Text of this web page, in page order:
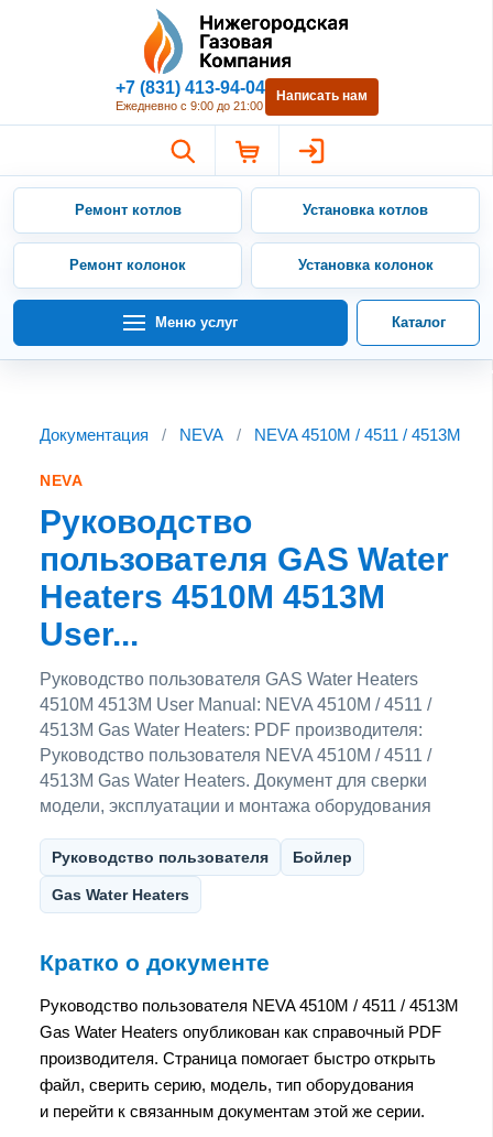
Нижегородская Газовая
+7 (831) 413-94-04
Ежедневно с 9:00 до 21:00
Написать нам
Ремонт котлов Установка котлов
Ремонт колонок Установка колонок
Меню услуг Каталог
Документация / NEVA / NEVA 4510M / 4511 / 4513M
NEVA
Руководство
пользователя GAS Water
Heaters 4510M 4513M
User...
Руководство пользователя GAS Water Heaters
4510M 4513M User Manual: NEVA 4510M / 4511 /
4513M Gas Water Heaters: PDF производителя:
Руководство пользователя NEVA 4510M / 4511 /
4513M Gas Water Heaters. Документ для сверки
модели, эксплуатации и монтажа оборудования
Руководство пользователя Бойлер
Gas Water Heaters
Кратко о документе
Руководство пользователя NEVA 4510M / 4511 / 4513M
Gas Water Heaters опубликован как справочный PDF
производителя. Страница помогает быстро открыть
файл, сверить серию, модель, тип оборудования
и перейти к связанным документам этой же серии.